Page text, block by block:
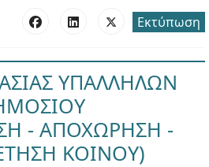
Εκτύπωση
ΥΠΑΛΛΗΛΩΝ
- ΑΠΟΧΩΡΗΣΗ -
ΚΟΙΝΟΥ)